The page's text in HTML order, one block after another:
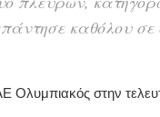
καθόλου
Ολυμπιακός στην